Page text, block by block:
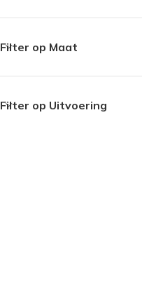
BADMEUBELSETS
Filter op Maat
Filter op Uitvoering